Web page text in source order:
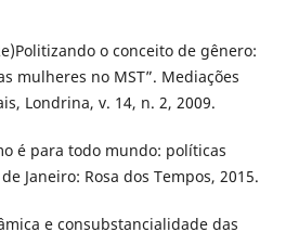
o conceito de gênero:
mulheres no MST”. Mediações
Londrina, v. 14, n. 2, 2009.
é para todo mundo: políticas
Janeiro: Rosa dos Tempos, 2015.
e consubstancialidade das